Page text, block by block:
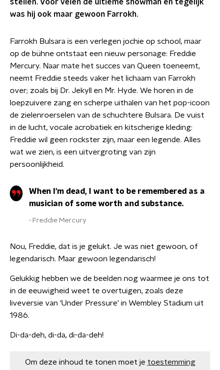
stellen. Voor velen de ultieme showman en tegelijk
was hij ook maar gewoon Farrokh.
Farrokh Bulsara is een verlegen jochie op school, maar
op de bühne ontstaat een nieuw personage: Freddie
Mercury. Naar mate het succes van Queen toeneemt,
neemt Freddie steeds vaker het lichaam van Farrokh
over; zoals bij Dr. Jekyll en Mr. Hyde. We horen in de
loepzuivere zang en scherpe uithalen van het pop-icoon
de zielenroerselen van de schuchtere Bulsara. De vuist
in de lucht, vocale acrobatiek en kitscherige kleding:
Freddie wil geen rockster zijn, maar een legende. Alles
wat we zien, is een uitvergroting van zijn
persoonlijkheid.
When I'm dead, I want to be remembered as a
musician of some worth and substance.
Freddie Mercury
Nou, Freddie, dat is je gelukt. Je was niet gewoon, of
legendarisch. Maar gewoon legendarisch!
Gelukkig hebben we de beelden nog waarmee je ons tot
in de eeuwigheid weet te overtuigen, zoals deze
liveversie van 'Under Pressure' in Wembley Stadium uit
1986.
Di-da-deh, di-da, di-da-deh!
Om deze inhoud te tonen moet je toestemming